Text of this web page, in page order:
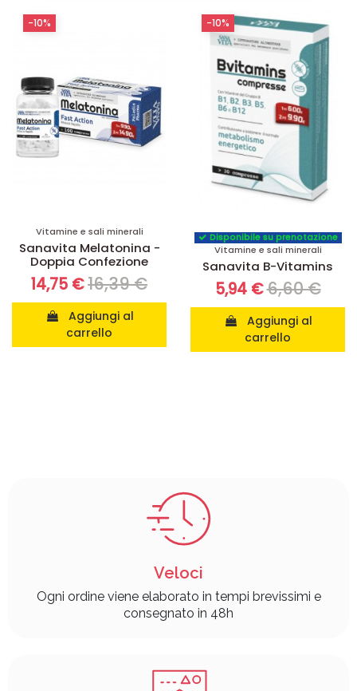
Vitamine e sali minerali
Sanavita Melatonina -
Doppia Confezione
14,75 €16,39 €
carrello
-10%
Disponibile su prenotazione
Vitamine e sali minerali
Sanavita B-Vitamins
5,94 €6,60 €
carrello
-10%
Veloci
Ogni ordine viene elaborato in tempi brevissimi e
consegnato in 48h